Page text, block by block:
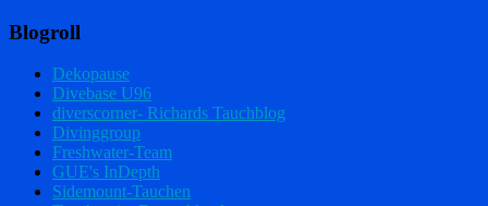
Blogroll
Dekopause
Divebase U96
diverscorner- Richards Tauchblog
Divinggroup
Freshwater-Team
GUE's InDepth
Sidemount-Tauchen